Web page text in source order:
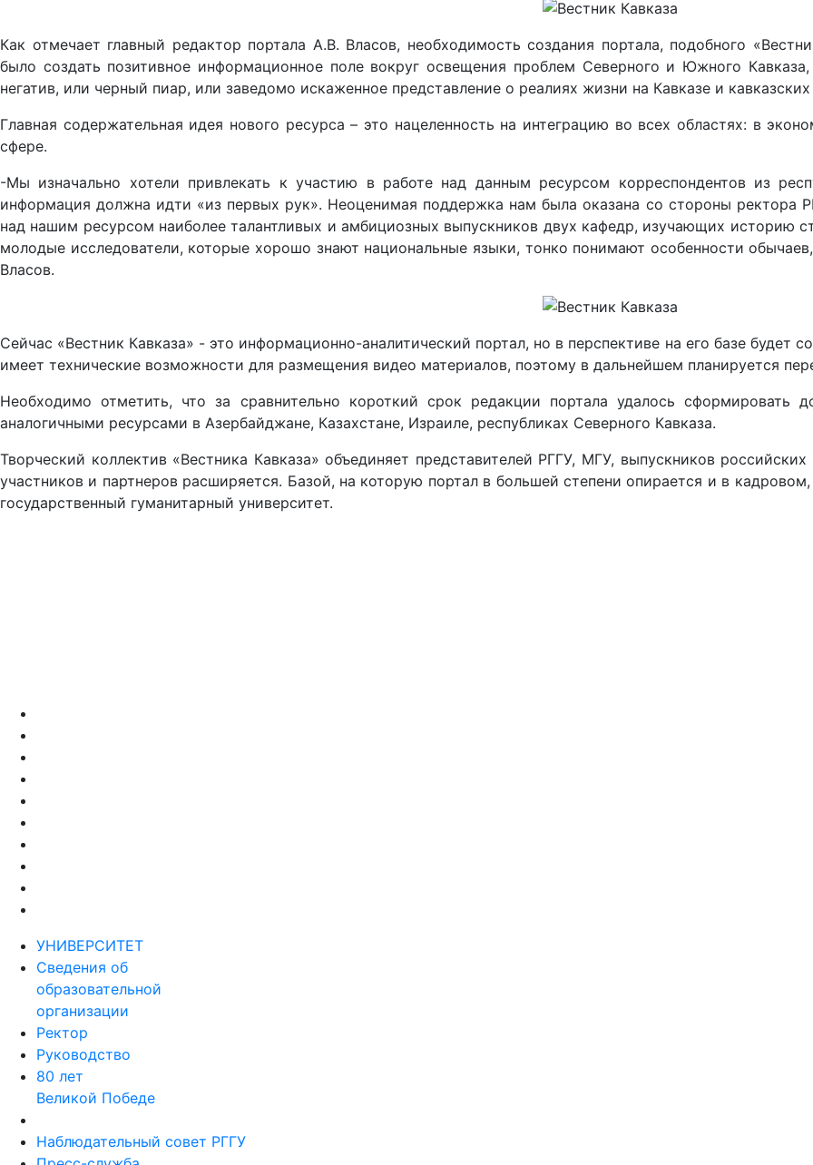
Как отмечает главный редактор портала А.В. Власов, необходимость создания портала, подобного
было создать позитивное информационное поле вокруг освещения проблем Северного и Южного
негатив, или черный пиар, или заведомо искаженное представление о реалиях жизни на Кавказе и
Главная содержательная идея нового ресурса – это нацеленность на интеграцию во всех областях: в
сфере.
-Мы изначально хотели привлекать к участию в работе над данным ресурсом корреспондентов из
информация должна идти «из первых рук». Неоценимая поддержка нам была оказана со стороны ректора
над нашим ресурсом наиболее талантливых и амбициозных выпускников двух кафедр, изучающих историю
молодые исследователи, которые хорошо знают национальные языки, тонко понимают особенности
Власов.
Сейчас «Вестник Кавказа» - это информационно-аналитический портал, но в перспективе на его базе будет
имеет технические возможности для размещения видео материалов, поэтому в дальнейшем планируется
Необходимо отметить, что за сравнительно короткий срок редакции портала удалось сформировать
аналогичными ресурсами в Азербайджане, Казахстане, Израиле, республиках Северного Кавказа.
Творческий коллектив «Вестника Кавказа» объединяет представителей РГГУ, МГУ, выпускников
участников и партнеров расширяется. Базой, на которую портал в большей степени опирается и в
государственный гуманитарный университет.
УНИВЕРСИТЕТ
Сведения об
образовательной
организации
Ректор
Руководство
80 лет
Великой Победе
Наблюдательный совет РГГУ